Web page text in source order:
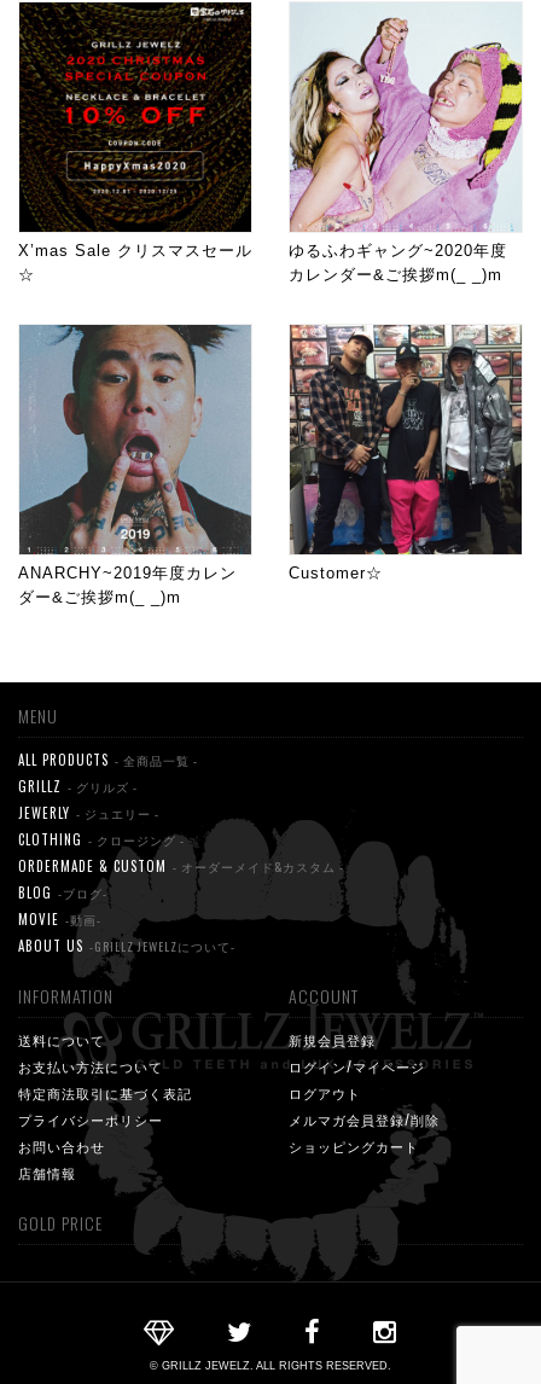
X’mas Sale クリスマスセール
☆
ゆるふわギャング~2020年度
カレンダー&ご挨拶m(_ _)m
ANARCHY~2019年度カレン
ダー&ご挨拶m(_ _)m
Customer☆
MENU
ALL PRODUCTS - 全商品一覧 -
GRILLZ - グリルズ -
JEWERLY - ジュエリー -
CLOTHING - クロージング -
ORDERMADE & CUSTOM - オーダーメイド&カスタム -
BLOG -ブログ-
MOVIE -動画-
ABOUT US -GRILLZ JEWELZについて-
INFORMATION
送料について
お支払い方法について
特定商法取引に基づく表記
プライバシーポリシー
お問い合わせ
店舗情報
ACCOUNT
新規会員登録
ログイン/マイページ
ログアウト
メルマガ会員登録/削除
ショッピングカート
GOLD PRICE
© GRILLZ JEWELZ. ALL RIGHTS RESERVED.